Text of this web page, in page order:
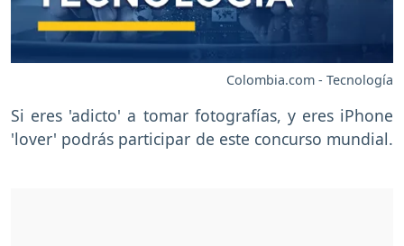
Colombia.com - Tecnología
Si eres 'adicto' a tomar fotografías, y eres iPhone
'lover' podrás participar de este concurso mundial.